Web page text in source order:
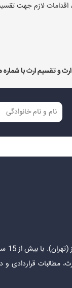
اقدامات لازم جهت
۰۹۱۲۲۰۹۲۰۴۶ – ۸۸۷۴۶۳۶۱ تماس
وکیل
مطالبات قراردادی و